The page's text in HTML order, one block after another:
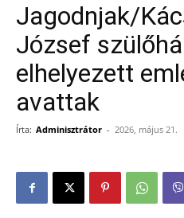
Jagodnjak/
József
elhelyezett
avattak
Írta: Adminisztrátor - 2026, május 21.